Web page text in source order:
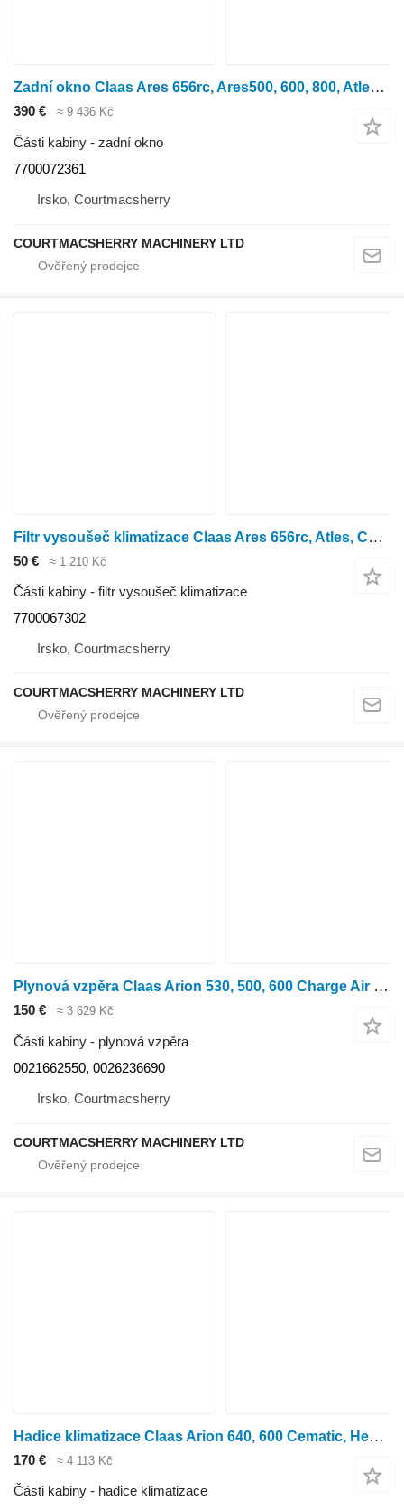
Zadní okno Claas Ares 656rc, Ares500, 600, 800, Atles, Cab Back Window Assy 77000 7700072361 pro kolového traktoru Ares 656 RC
390 € ≈ 9 436 Kč
Části kabiny - zadní okno
7700072361
Irsko, Courtmacsherry
COURTMACSHERRY MACHINERY LTD
Filtr vysoušeč klimatizace Claas Ares 656rc, Atles, Ceres, Ergos, Temis, Filter Receiver Drier 77 7700067302 pro kolového traktoru Ares 656RC
50 € ≈ 1 210 Kč
Části kabiny - filtr vysoušeč klimatizace
7700067302
Irsko, Courtmacsherry
COURTMACSHERRY MACHINERY LTD
Plynová vzpěra Claas Arion 530, 500, 600 Charge Air Cooler Gas Struds Assy 0021662550 pro kolového traktoru
150 € ≈ 3 629 Kč
Části kabiny - plynová vzpěra
0021662550, 0026236690
Irsko, Courtmacsherry
COURTMACSHERRY MACHINERY LTD
Hadice klimatizace Claas Arion 640, 600 Cematic, Hexashift, Air Conditioning Tube Assy 00 0021593241 pro kolového traktoru ARION 640
170 € ≈ 4 113 Kč
Části kabiny - hadice klimatizace